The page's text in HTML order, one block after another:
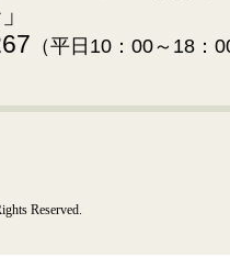
（平日10：00～18：
Reserved.